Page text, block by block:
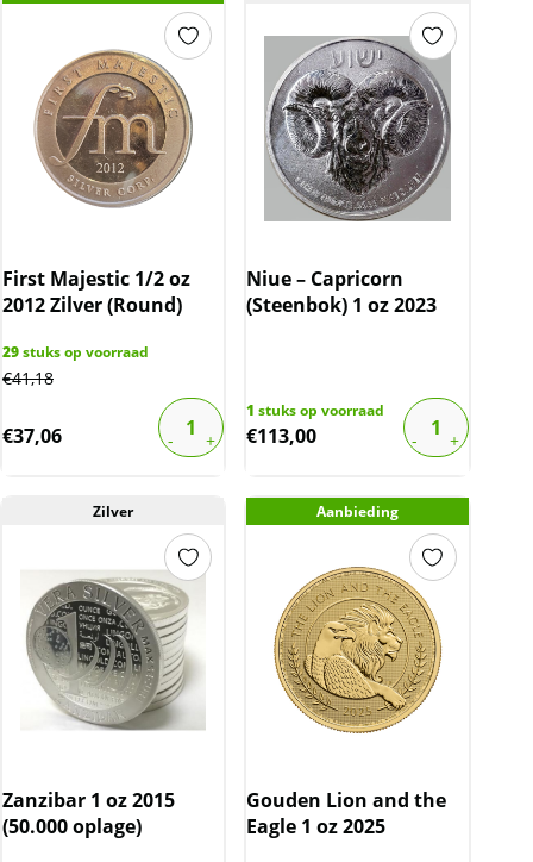
First Majestic 1/2 oz
2012 Zilver (Round)
29stuks op voorraad
€41,18
€37,06
Niue – Capricorn
(Steenbok) 1 oz 2023
1 stuks op voorraad
€113,00
Zilver
Zanzibar 1 oz 2015
(50.000 oplage)
Aanbieding
Gouden Lion and the
Eagle 1 oz 2025